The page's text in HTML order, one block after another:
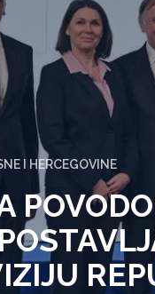
I HERCEGOVINE